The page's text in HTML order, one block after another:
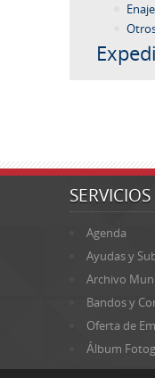
Agenda
Ayudas y
Archivo
Bandos y
Oferta de
Álbum